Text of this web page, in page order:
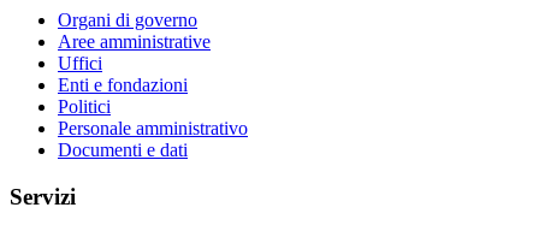
Organi di governo
Aree amministrative
Uffici
Enti e fondazioni
Politici
Personale amministrativo
Documenti e dati
Servizi